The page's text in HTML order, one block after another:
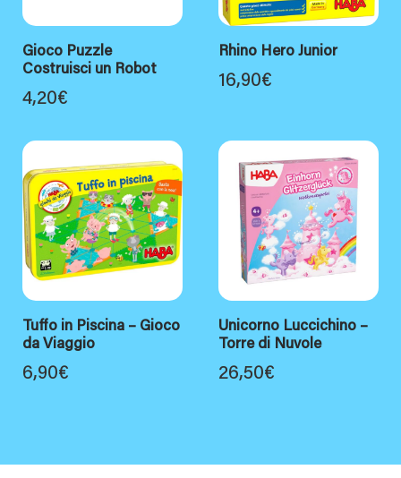
Gioco Puzzle
Costruisci un Robot
4,20€
Rhino Hero Junior
16,90€
Tuffo in Piscina – Gioco
da Viaggio
6,90€
Unicorno Luccichino –
Torre di Nuvole
26,50€